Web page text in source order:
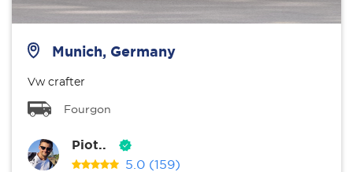
Munich, Germany
Vw crafter
Fourgon
Piot..
5.0 (159)